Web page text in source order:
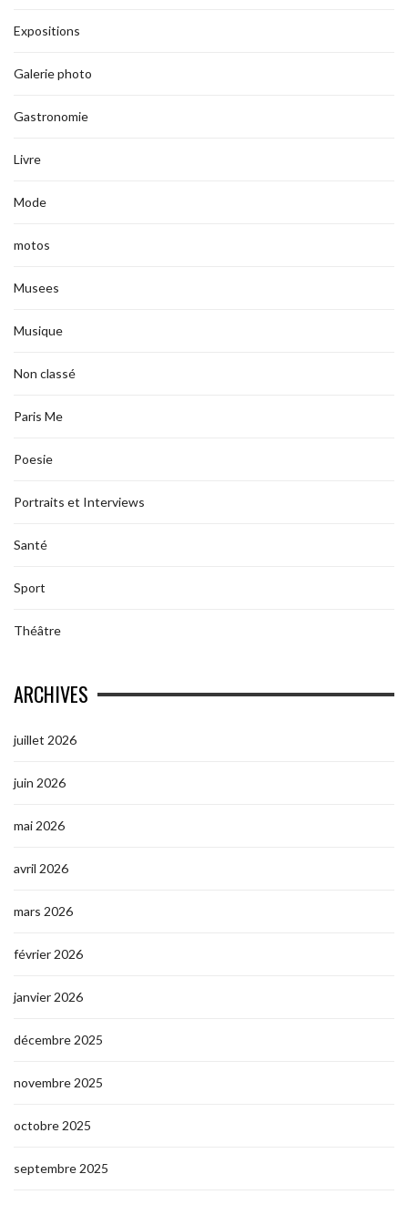
Expositions
Galerie photo
Gastronomie
Livre
Mode
motos
Musees
Musique
Non classé
Paris Me
Poesie
Portraits et Interviews
Santé
Sport
Théâtre
ARCHIVES
juillet 2026
juin 2026
mai 2026
avril 2026
mars 2026
février 2026
janvier 2026
décembre 2025
novembre 2025
octobre 2025
septembre 2025